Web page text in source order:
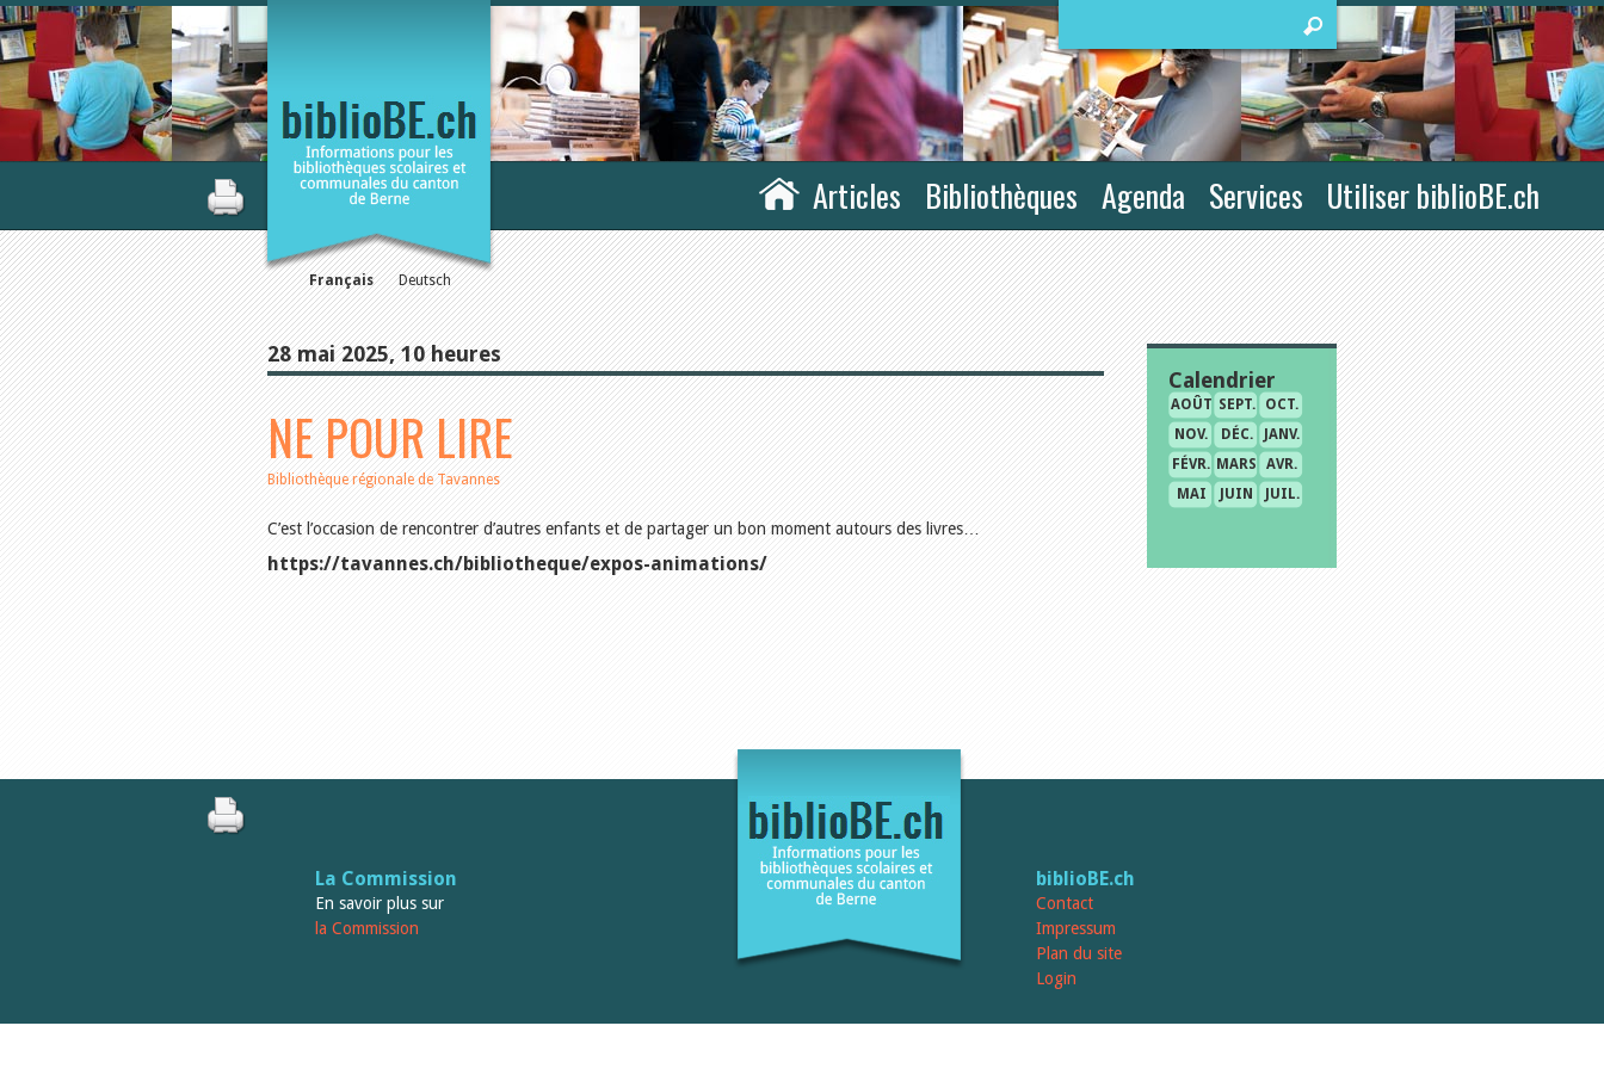
Français Deutsch
Articles Bibliothèques Agenda Services Utiliser biblioBE.ch
28 mai 2025, 10 heures
NE POUR LIRE
Bibliothèque régionale de Tavannes
C’est l’occasion de rencontrer d’autres enfants et de partager un bon moment autours des livres…
https://tavannes.ch/bibliotheque/expos-animations/
Calendrier
AOÛT SEPT.
OCT.
NOV.
DÉC.
JANV.
FÉVR. MARS
AVR.
MAI
JUIN JUIL.
La Commission
En savoir plus sur
la Commission
biblioBE.ch
Contact
Impressum
Plan du site
Login